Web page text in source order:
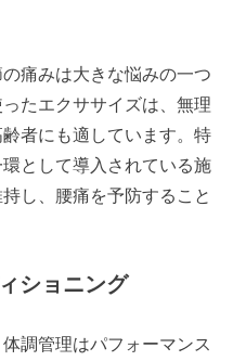
痛みは大きな悩みの一つ
たエクササイズは、無理
者にも適しています。特
として導入されている施
し、腰痛を予防すること
ショニング
調管理はパフォーマンス